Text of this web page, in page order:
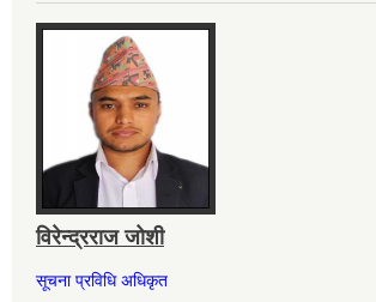
विरेन्द्रराज जोशी
सूचना प्रविधि अधिकृत